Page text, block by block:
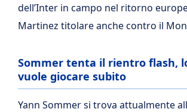
dell’Inter in campo nel ritorno
Martinez titolare anche contro il
Sommer tenta il rientro flash,
vuole giocare subito
Yann Sommer si trova attualmente